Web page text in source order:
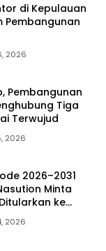
di Kepulauan
Pembangunan
2026
Pembangunan
Tiga
Terwujud
2026
2026–2031
Minta
ke
2026